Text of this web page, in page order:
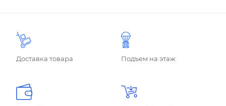
Доставка товара Подъем на этаж